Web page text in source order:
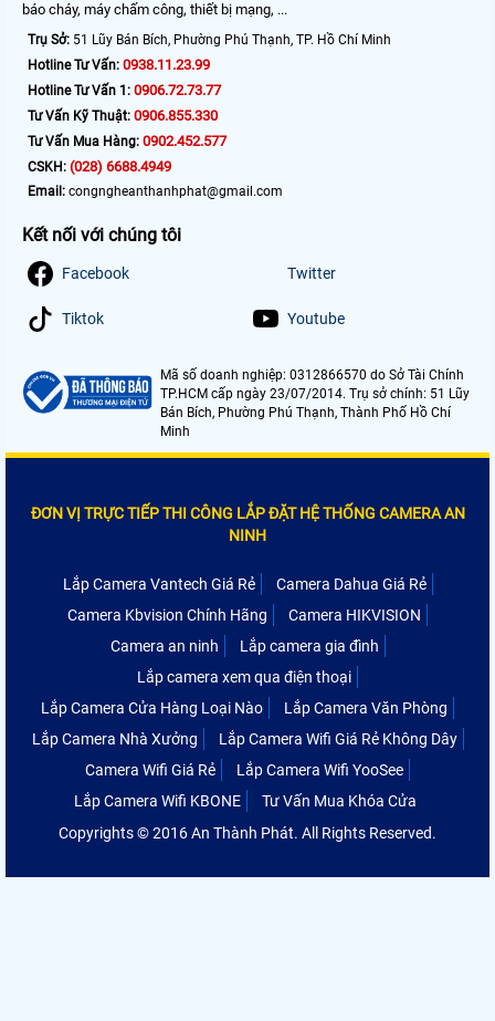
báo cháy, máy chấm công, thiết bị mạng, ...
Trụ Sở: 51 Lũy Bán Bích, Phường Phú Thạnh, TP. Hồ Chí Minh
Hotline Tư Vấn: 0938.11.23.99
Hotline Tư Vấn 1: 0906.72.73.77
Tư Vấn Kỹ Thuật: 0906.855.330
Tư Vấn Mua Hàng: 0902.452.577
CSKH: (028) 6688.4949
Email: congngheanthanhphat@gmail.com
Kết nối với chúng tôi
Facebook Twitter
Tiktok Youtube
Mã số doanh nghiệp: 0312866570 do Sở Tài Chính
TP.HCM cấp ngày 23/07/2014. Trụ sở chính: 51 Lũy
Bán Bích, Phường Phú Thạnh, Thành Phố Hồ Chí
Minh
ĐƠN VỊ TRỰC TIẾP THI CÔNG LẮP ĐẶT HỆ THỐNG CAMERA AN
NINH
Lắp Camera Vantech Giá Rẻ
Camera Dahua Giá Rẻ
Camera Kbvision Chính Hãng
Camera HIKVISION
Camera an ninh
Lắp camera gia đình
Lắp camera xem qua điện thoại
Lắp Camera Cửa Hàng Loại Nào
Lắp Camera Văn Phòng
Lắp Camera Nhà Xưởng
Lắp Camera Wifi Giá Rẻ Không Dây
Camera Wifi Giá Rẻ
Lắp Camera Wifi YooSee
Lắp Camera Wifi KBONE
Tư Vấn Mua Khóa Cửa
Copyrights © 2016 An Thành Phát. All Rights Reserved.